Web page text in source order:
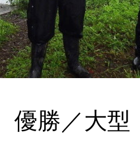
優勝／大